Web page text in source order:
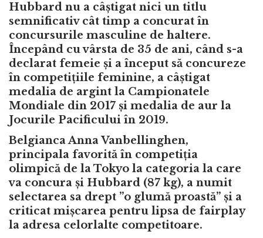
Hubbard nu a câștigat nici un titlu
semnificativ cât timp a concurat în
concursurile masculine de haltere.
Începând cu vârsta de 35 de ani, când s-a
declarat femeie și a început să concureze
în competițiile feminine, a câștigat
medalia de argint la Campionatele
Mondiale din 2017 și medalia de aur la
Jocurile Pacificului în 2019.
Belgianca Anna Vanbellinghen,
principala favorită în competiția
olimpică de la Tokyo la categoria la care
va concura și Hubbard (87 kg), a numit
selectarea sa drept ”o glumă proastă” și a
criticat mișcarea pentru lipsa de fairplay
la adresa celorlalte competitoare.